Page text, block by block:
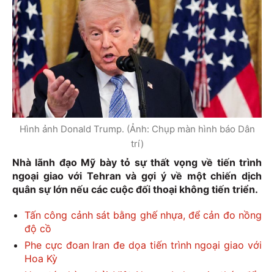
Hình ảnh Donald Trump. (Ảnh: Chụp màn hình báo Dân
trí)
Nhà lãnh đạo Mỹ bày tỏ sự thất vọng về tiến trình
ngoại giao với Tehran và gợi ý về một chiến dịch
quân sự lớn nếu các cuộc đối thoại không tiến triển.
Tấn công cảnh sát bằng ghế nhựa, để cản đo nồng
độ cồ
Phe cực đoan Iran đe dọa tiến trình ngoại giao với
Hoa Kỳ